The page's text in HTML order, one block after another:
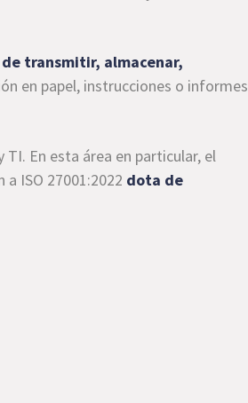
transmitir, almacenar,
en papel, instrucciones o informes
En esta área en particular, el
ISO 27001:2022 dota de